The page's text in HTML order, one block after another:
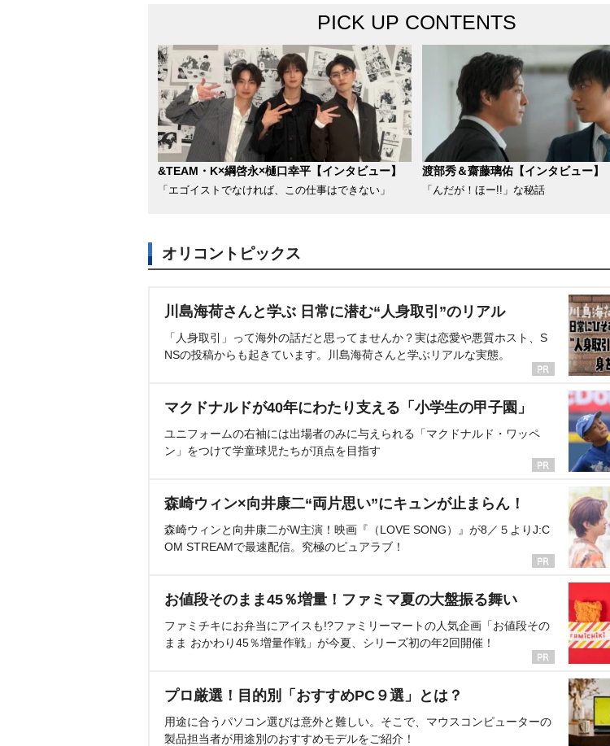
PICK UP CONTENTS
&TEAM・K×綱啓永×樋口幸平【インタビュー】
「エゴイストでなければ、この仕事はできない」
渡部秀＆齋藤璃佑【インタビュー】
「んだが！ほー!!」な秘話
オリコントピックス
川島海荷さんと学ぶ 日常に潜む“人身取引”のリアル
「人身取引」って海外の話だと思ってませんか？実は恋愛や悪質ホスト、S
NSの投稿からも起きています。川島海荷さんと学ぶリアルな実態。
マクドナルドが40年にわたり支える「小学生の甲子園」
ユニフォームの右袖には出場者のみに与えられる「マクドナルド・ワッペ
ン」をつけて学童球児たちが頂点を目指す
森崎ウィン×向井康二“両片思い”にキュンが止まらん！
森崎ウィンと向井康二がW主演！映画『（LOVE SONG）』が8／５よりJ:C
OM STREAMで最速配信。究極のピュアラブ！
お値段そのまま45％増量！ファミマ夏の大盤振る舞い
ファミチキにお弁当にアイスも!?ファミリーマートの人気企画「お値段その
まま おかわり45％増量作戦」が今夏、シリーズ初の年2回開催！
プロ厳選！目的別「おすすめPC９選」とは？
用途に合うパソコン選びは意外と難しい。そこで、マウスコンピューターの
製品担当者が用途別のおすすめモデルをご紹介！